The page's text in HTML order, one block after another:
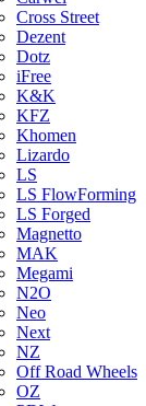
Cross Street
Dezent
Dotz
iFree
K&K
KFZ
Khomen
Lizardo
LS
LS FlowForming
LS Forged
Magnetto
MAK
Megami
N2O
Neo
Next
NZ
Off Road Wheels
OZ